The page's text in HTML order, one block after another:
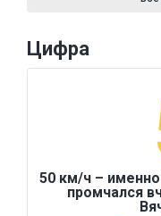
Цифра
50 км/ч –
промчался